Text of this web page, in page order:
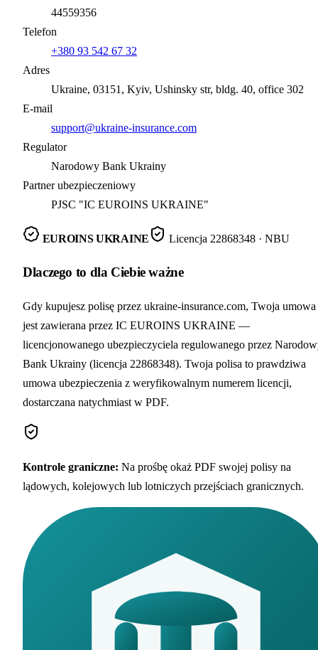
44559356
Telefon
+380 93 542 67 32
Adres
Ukraine, 03151, Kyiv, Ushinsky str, bldg. 40, office 302
E-mail
support@ukraine-insurance.com
Regulator
Narodowy Bank Ukrainy
Partner ubezpieczeniowy
PJSC "IC EUROINS UKRAINE"
EUROINS UKRAINE Licencja 22868348· NBU
Dlaczego to dla Ciebie ważne
Gdy kupujesz polisę przez ukraine-insurance.com, Twoja umowa
jest zawierana przez IC EUROINS UKRAINE —
licencjonowanego ubezpieczyciela regulowanego przez
Bank Ukrainy (licencja 22868348). Twoja polisa to prawdziwa
umowa ubezpieczenia z weryfikowalnym numerem licencji,
dostarczana natychmiast w PDF.
Kontrole graniczne: Na prośbę okaż PDF swojej polisy na
lądowych, kolejowych lub lotniczych przejściach granicznych.